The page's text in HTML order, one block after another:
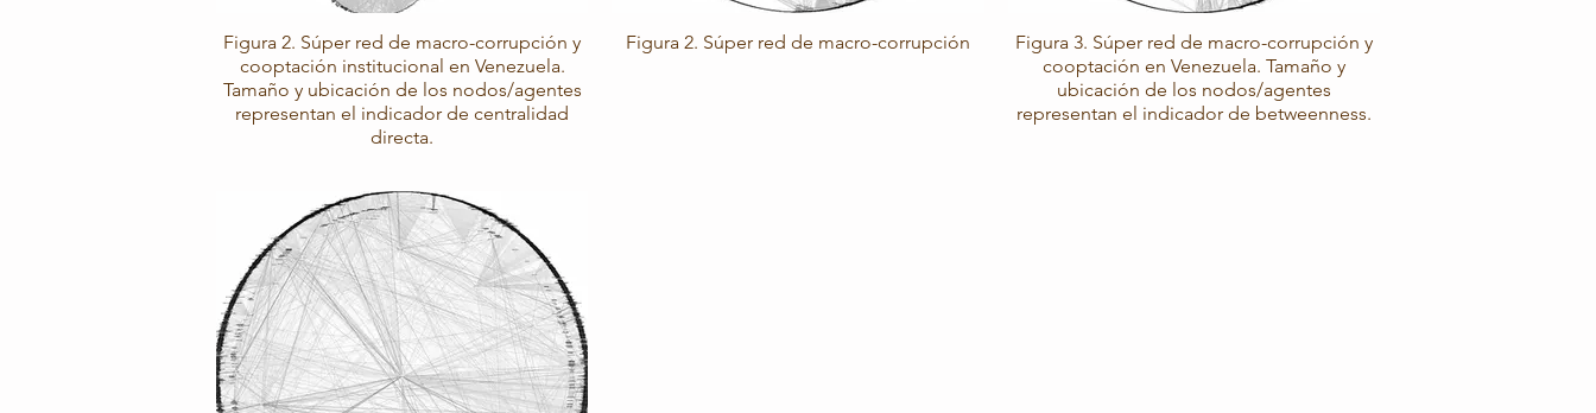
Figura 2. Súper red de macro-corrupción y
cooptación institucional en Venezuela.
Tamaño y ubicación de los nodos/agentes
representan el indicador de centralidad
directa.
Figura 2. Súper red de macro-corrupción
Figura 3. Súper red de macro-corrupción y
cooptación en Venezuela. Tamaño y
ubicación de los nodos/agentes
representan el indicador de betweenness.